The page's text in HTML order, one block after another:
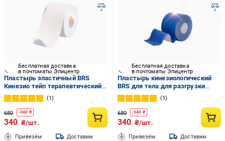
Бесплатная доставка
в почтоматы Эпицентр
Пластырь эластичный BRS
Кинезио тейп терапевтический 5
см х 5 м White (425841693)
1
680 -340 ₴
340 ₴/шт.
Привезём Доставим
Бесплатная доставка
в почтоматы Эпицентр
Пластырь кинезиологический
BRS для тела для разгрузки
мышц 5 см 5 м Blue (425841711)
1
680 -340 ₴
340 ₴/шт.
Привезём Доставим